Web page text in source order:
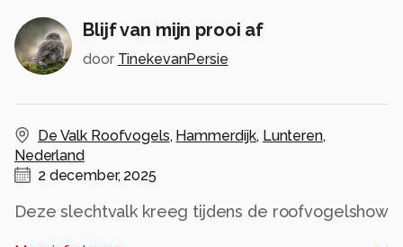
Blijf van mijn prooi af
door TinekevanPersie
De Valk Roofvogels, Hammerdijk, Lunteren,
Nederland
2 december, 2025
Deze slechtvalk kreeg tijdens de roofvogelshow